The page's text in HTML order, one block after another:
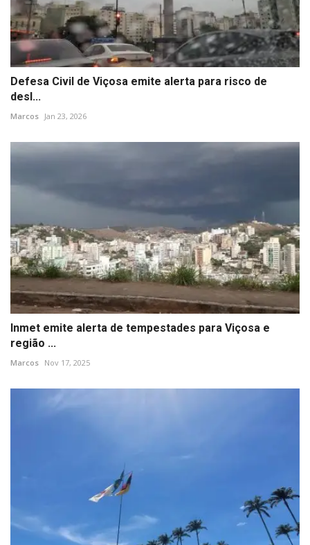
Defesa Civil de Viçosa emite alerta para risco de
desl...
Marcos Jan 23, 2026
Inmet emite alerta de tempestades para Viçosa e
região ...
Marcos Nov 17, 2025